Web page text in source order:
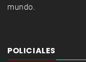
mundo.
POLICIALES